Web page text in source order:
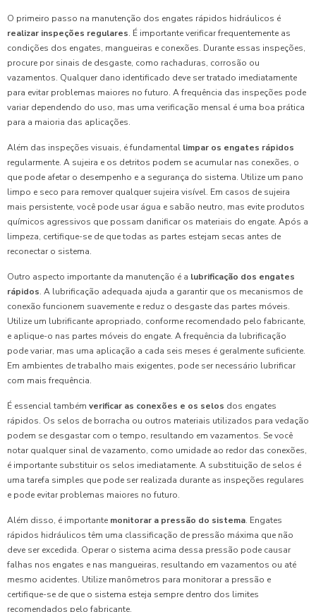
O primeiro passo na manutenção dos engates rápidos hidráulicos é
realizar inspeções regulares. É importante verificar frequentemente as
condições dos engates, mangueiras e conexões. Durante essas inspeções,
procure por sinais de desgaste, como rachaduras, corrosão ou
vazamentos. Qualquer dano identificado deve ser tratado imediatamente
para evitar problemas maiores no futuro. A frequência das inspeções pode
variar dependendo do uso, mas uma verificação mensal é uma boa prática
para a maioria das aplicações.
Além das inspeções visuais, é fundamental limpar os engates rápidos
regularmente. A sujeira e os detritos podem se acumular nas conexões, o
que pode afetar o desempenho e a segurança do sistema. Utilize um pano
limpo e seco para remover qualquer sujeira visível. Em casos de sujeira
mais persistente, você pode usar água e sabão neutro, mas evite produtos
químicos agressivos que possam danificar os materiais do engate. Após a
limpeza, certifique-se de que todas as partes estejam secas antes de
reconectar o sistema.
Outro aspecto importante da manutenção é a lubrificação dos engates
rápidos. A lubrificação adequada ajuda a garantir que os mecanismos de
conexão funcionem suavemente e reduz o desgaste das partes móveis.
Utilize um lubrificante apropriado, conforme recomendado pelo fabricante,
e aplique-o nas partes móveis do engate. A frequência da lubrificação
pode variar, mas uma aplicação a cada seis meses é geralmente suficiente.
Em ambientes de trabalho mais exigentes, pode ser necessário lubrificar
com mais frequência.
É essencial também verificar as conexões e os selos dos engates
rápidos. Os selos de borracha ou outros materiais utilizados para vedação
podem se desgastar com o tempo, resultando em vazamentos. Se você
notar qualquer sinal de vazamento, como umidade ao redor das conexões,
é importante substituir os selos imediatamente. A substituição de selos é
uma tarefa simples que pode ser realizada durante as inspeções regulares
e pode evitar problemas maiores no futuro.
Além disso, é importante monitorar a pressão do sistema. Engates
rápidos hidráulicos têm uma classificação de pressão máxima que não
deve ser excedida. Operar o sistema acima dessa pressão pode causar
falhas nos engates e nas mangueiras, resultando em vazamentos ou até
mesmo acidentes. Utilize manômetros para monitorar a pressão e
certifique-se de que o sistema esteja sempre dentro dos limites
recomendados pelo fabricante.